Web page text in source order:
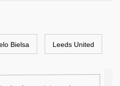
Bielsa Leeds United